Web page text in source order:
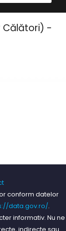
Călători) -
conform datelor
data.gov.ro/.
informativ. Nu ne